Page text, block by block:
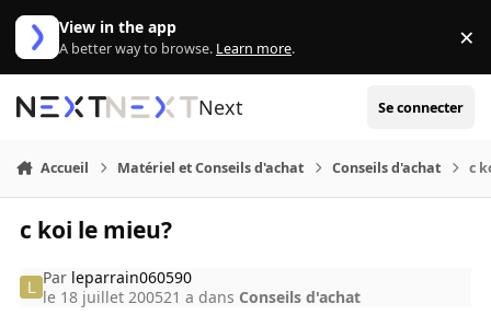
Aller au contenu
View in the app
A better way to browse. Learn more. ×
Next Se connecter
Accueil Matériel et Conseils d'achat Conseils d'achat c
c koi le mieu?
Par leparrain060590
le 18 juillet 200521 a dans Conseils d'achat